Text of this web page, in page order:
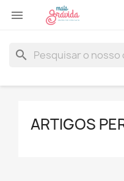

search
ARTIGOS